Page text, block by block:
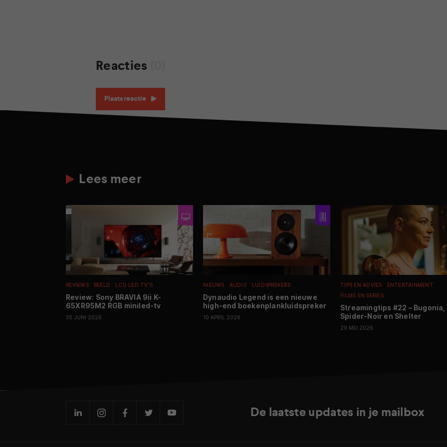
Reacties
Plaats reactie
Lees meer
REVIEWS BEELD LCD LED TV'S
Review: Sony BRAVIA 9ii K-
65XR95M2 RGB miniled-tv
30 JUNI 2026
NIEUWS AUDIO LUIDSPREKERS
Dynaudio Legend is een nieuwe
high-end boekenplankluidspreker
10 APRIL 2026
TIPS EN ADVIES
ENTERTAINMENT
FILMS EN SERIES
Streamingtips #22 – Bugonia,
Spider-Noir en Shelter
29 MEI 2026
De laatste updates in je mailbox